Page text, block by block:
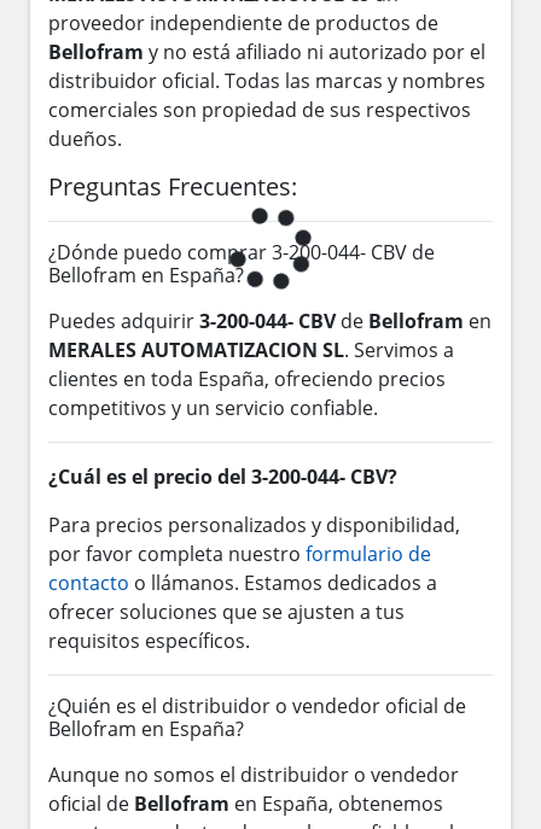
proveedor independiente de productos de
Bellofram y no está afiliado ni autorizado por el
distribuidor oficial. Todas las marcas y nombres
comerciales son propiedad de sus respectivos
dueños.
Preguntas Frecuentes:
¿Dónde puedo comprar 3-200-044- CBV de
Bellofram en España?
Puedes adquirir3-200-044- CBVde Bellofram en
MERALES AUTOMATIZACION SL. Servimos a
clientes en toda España, ofreciendo precios
competitivos y un servicio confiable.
¿Cuál es el precio del 3-200-044- CBV?
Para precios personalizados y disponibilidad,
por favor completa nuestro formulario de
contacto o llámanos. Estamos dedicados a
ofrecer soluciones que se ajusten a tus
requisitos específicos.
¿Quién es el distribuidor o vendedor oficial de
Bellofram en España?
Aunque no somos el distribuidor o vendedor
oficial de Bellofram en España, obtenemos